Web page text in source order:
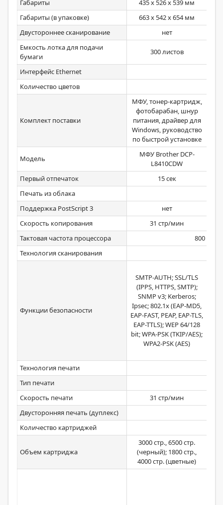
Габариты 435 x 526 x 539 мм
Габариты (в упаковке)
663 x 542 x 654 мм
Двустороннее сканирование
нет
Емкость лотка для подачи
бумаги
300 листов
Интерфейс Ethernet
Количество цветов
Комплект поставки
МФУ, тонер-картридж,
фотобарабан, шнур
питания, драйвер для
Windows, руководство
по быстрой установке
Модель
МФУ Brother DCP-
L8410CDW
Первый отпечаток
15 сек
Печать из облака
Поддержка PostScript 3
нет
Скорость копирования
31 стр/мин
Тактовая частота процессора
800 МГц
Технология сканирования
Функции безопасности
SMTP-AUTH; SSL/TLS
(IPPS, HTTPS, SMTP);
SNMP v3; Kerberos;
Ipsec; 802.1x (EAP-MD5,
EAP-FAST, PEAP, EAP-TLS,
EAP-TTLS); WEP 64/128
bit; WPA-PSK (TKIP/AES);
WPA2-PSK (AES)
Технология печати
Тип печати
Скорость печати
31 стр/мин
Двусторонняя печать (дуплекс)
Количество картриджей
Объем картриджа
3000 стр., 6500 стр.
(черный); 1800 стр.,
4000 стр. (цветные)